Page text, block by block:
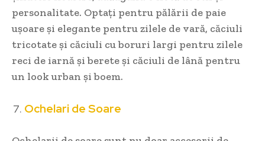
personalitate. Optați pentru pălării de paie
ușoare și elegante pentru zilele de vară, căciuli
tricotate și căciuli cu boruri largi pentru zilele
reci de iarnă și berete și căciuli de lână pentru
un look urban și boem.
Ochelari de Soare